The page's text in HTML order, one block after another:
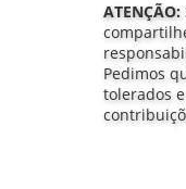
ATENÇÃO:
Pedimos
tolerados